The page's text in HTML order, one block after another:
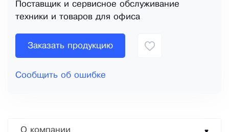
Поставщик и сервисное обслуживание
техники и товаров для офиса
Заказать продукцию
Сообщить об ошибке
О компании